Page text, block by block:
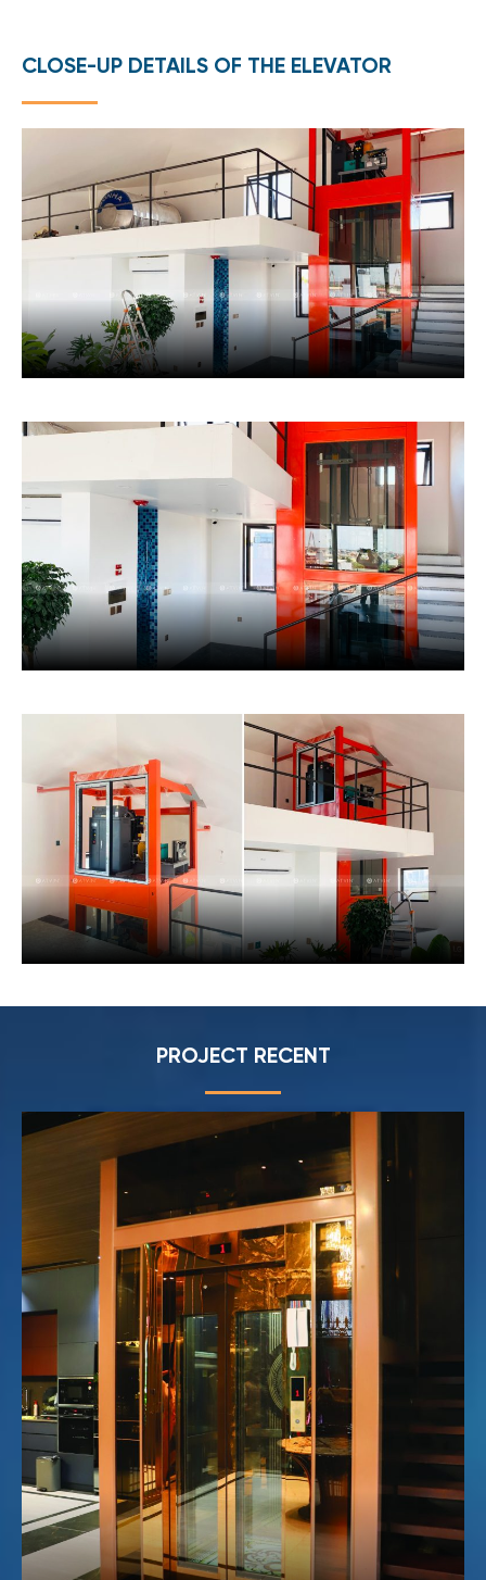
CLOSE-UP DETAILS OF THE ELEVATOR
PROJECT RECENT